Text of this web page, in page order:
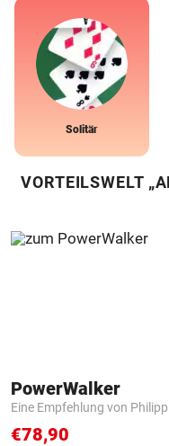
Solitär
VORTEILSWELT
PowerWalker
Eine Empfehlung von
€78,90